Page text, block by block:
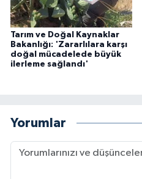
Tarım ve Doğal Kaynaklar
Bakanlığı: 'Zararlılara karşı
doğal mücadelede büyük
ilerleme sağlandı'
Yorumlar